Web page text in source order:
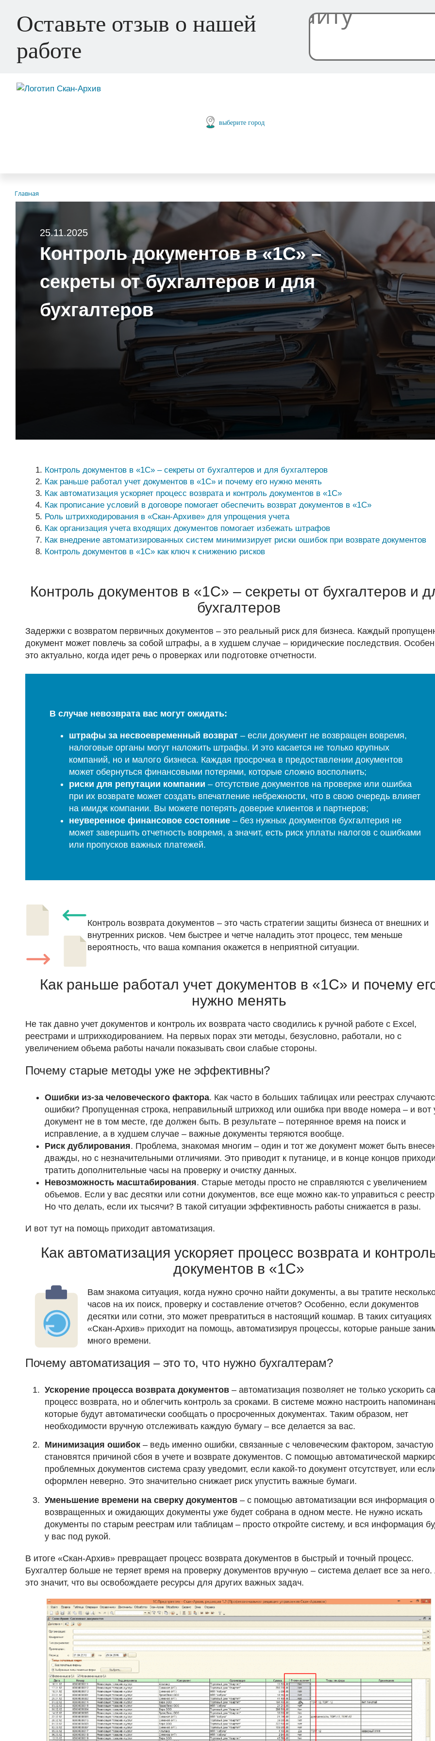
Оставьте отзыв о нашей
работе
выберите город
Главная
25.11.2025
Контроль документов в «1С» –
секреты от бухгалтеров и для
бухгалтеров
Контроль документов в «1С» – секреты от бухгалтеров и для бухгалтеров
Как раньше работал учет документов в «1С» и почему его нужно менять
Как автоматизация ускоряет процесс возврата и контроль документов в «1С»
Как прописание условий в договоре помогает обеспечить возврат документов в «1С»
Роль штрихкодирования в «Скан-Архиве» для упрощения учета
Как организация учета входящих документов помогает избежать штрафов
Как внедрение автоматизированных систем минимизирует риски ошибок при возврате документов
Контроль документов в «1С» как ключ к снижению рисков
Контроль документов в «1С» – секреты от бухгалтеров и
бухгалтеров
Задержки с возвратом первичных документов – это реальный риск для бизнеса. Каждый
документ может повлечь за собой штрафы, а в худшем случае – юридические последствия.
это актуально, когда идет речь о проверках или подготовке отчетности.
В случае невозврата вас могут ожидать:
штрафы за несвоевременный возврат – если документ не возвращен вовремя,
налоговые органы могут наложить штрафы. И это касается не только крупных
компаний, но и малого бизнеса. Каждая просрочка в предоставлении документов
может обернуться финансовыми потерями, которые сложно восполнить;
риски для репутации компании – отсутствие документов на проверке или ошибка
при их возврате может создать впечатление небрежности, что в свою очередь влияет
на имидж компании. Вы можете потерять доверие клиентов и партнеров;
неуверенное финансовое состояние – без нужных документов бухгалтерия не
может завершить отчетность вовремя, а значит, есть риск уплаты налогов с ошибками
или пропусков важных платежей.
Контроль возврата документов – это часть стратегии защиты бизнеса от внешних и
внутренних рисков. Чем быстрее и четче наладить этот процесс, тем меньше
вероятность, что ваша компания окажется в неприятной ситуации.
Как раньше работал учет документов в «1С» и почему
нужно менять
Не так давно учет документов и контроль их возврата часто сводились к ручной работе с Excel,
реестрами и штрихкодированием. На первых порах эти методы, безусловно, работали, но с
увеличением объема работы начали показывать свои слабые стороны.
Почему старые методы уже не эффективны?
Ошибки из-за человеческого фактора. Как часто в больших таблицах или реестрах
ошибки? Пропущенная строка, неправильный штрихкод или ошибка при вводе номера – и вот
документ не в том месте, где должен быть. В результате – потерянное время на поиск и
исправление, а в худшем случае – важные документы теряются вообще.
Риск дублирования. Проблема, знакомая многим – один и тот же документ может быть
дважды, но с незначительными отличиями. Это приводит к путанице, и в конце концов
тратить дополнительные часы на проверку и очистку данных.
Невозможность масштабирования. Старые методы просто не справляются с увеличением
объемов. Если у вас десятки или сотни документов, все еще можно как-то управиться с
Но что делать, если их тысячи? В такой ситуации эффективность работы снижается в разы.
И вот тут на помощь приходит автоматизация.
Как автоматизация ускоряет процесс возврата и
документов в «1С»
Вам знакома ситуация, когда нужно срочно найти документы, а вы тратите
часов на их поиск, проверку и составление отчетов? Особенно, если документов
десятки или сотни, это может превратиться в настоящий кошмар. В таких ситуациях
«Скан-Архив» приходит на помощь, автоматизируя процессы, которые раньше
много времени.
Почему автоматизация – это то, что нужно бухгалтерам?
Ускорение процесса возврата документов – автоматизация позволяет не только ускорить
процесс возврата, но и облегчить контроль за сроками. В системе можно настроить
которые будут автоматически сообщать о просроченных документах. Таким образом, нет
необходимости вручную отслеживать каждую бумагу – все делается за вас.
Минимизация ошибок – ведь именно ошибки, связанные с человеческим фактором, зачастую
становятся причиной сбоя в учете и возврате документов. С помощью автоматической
проблемных документов система сразу уведомит, если какой-то документ отсутствует, или
оформлен неверно. Это значительно снижает риск упустить важные бумаги.
Уменьшение времени на сверку документов – с помощью автоматизации вся информация о
возвращенных и ожидающих документы уже будет собрана в одном месте. Не нужно искать
документы по старым реестрам или таблицам – просто откройте систему, и вся информация
у вас под рукой.
В итоге «Скан-Архив» превращает процесс возврата документов в быстрый и точный процесс.
Бухгалтер больше не теряет время на проверку документов вручную – система делает все за него.
это значит, что вы освобождаете ресурсы для других важных задач.